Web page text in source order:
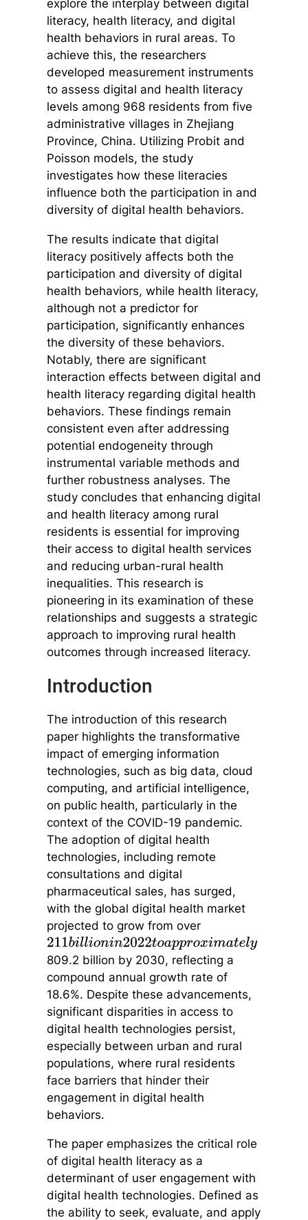
explore the interplay between digital
literacy, health literacy, and digital
health behaviors in rural areas. To
achieve this, the researchers
developed measurement instruments
to assess digital and health literacy
levels among 968 residents from five
administrative villages in Zhejiang
Province, China. Utilizing Probit and
Poisson models, the study
investigates how these literacies
influence both the participation in and
diversity of digital health behaviors.
The results indicate that digital
literacy positively affects both the
participation and diversity of digital
health behaviors, while health literacy,
although not a predictor for
participation, significantly enhances
the diversity of these behaviors.
Notably, there are significant
interaction effects between digital and
health literacy regarding digital health
behaviors. These findings remain
consistent even after addressing
potential endogeneity through
instrumental variable methods and
further robustness analyses. The
study concludes that enhancing digital
and health literacy among rural
residents is essential for improving
their access to digital health services
and reducing urban-rural health
inequalities. This research is
pioneering in its examination of these
relationships and suggests a strategic
approach to improving rural health
outcomes through increased literacy.
Introduction
The introduction of this research
paper highlights the transformative
impact of emerging information
technologies, such as big data, cloud
computing, and artificial intelligence,
on public health, particularly in the
context of the COVID-19 pandemic.
The adoption of digital health
technologies, including remote
consultations and digital
pharmaceutical sales, has surged,
with the global digital health market
projected to grow from over
211billionin2022toapproximately
809.2 billion by 2030, reflecting a
compound annual growth rate of
18.6%. Despite these advancements,
significant disparities in access to
digital health technologies persist,
especially between urban and rural
populations, where rural residents
face barriers that hinder their
engagement in digital health
behaviors.
The paper emphasizes the critical role
of digital health literacy as a
determinant of user engagement with
digital health technologies. Defined as
the ability to seek, evaluate, and apply